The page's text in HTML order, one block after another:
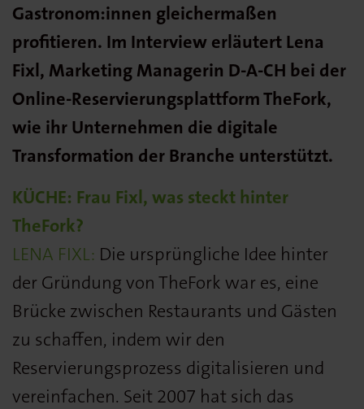
Gastronom:innen gleichermaßen
profitieren. Im Interview erläutert Lena
Fixl, Marketing Managerin D-A-CH bei der
Online-Reservierungsplattform TheFork,
wie ihr Unternehmen die digitale
Transformation der Branche unterstützt.
KÜCHE: Frau Fixl, was steckt hinter
TheFork?
LENA FIXL: Die ursprüngliche Idee hinter
der Gründung von TheFork war es, eine
Brücke zwischen Restaurants und Gästen
zu schaffen, indem wir den
Reservierungsprozess digitalisieren und
vereinfachen. Seit 2007 hat sich das